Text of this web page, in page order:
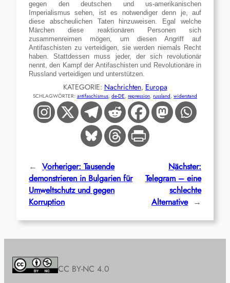
gegen den deutschen und us-amerikanischen
Imperialismus sehen, ist es notwendiger denn je, auf
diese abscheulichen Taten hinzuweisen. Egal welche
Märchen diese reaktionären Personen sich
zusammenreimen mögen, um diesen Angriff auf
Antifaschisten zu verteidigen, sie werden niemals Recht
haben. Stattdessen muss jeder, der sich revolutionär
nennt, den Kampf der Antifaschisten und Revolutionäre in
Russland verteidigen und unterstützen.
KATEGORIE: Nachrichten, Europa
SCHLAGWÖRTER: antifaschismus, de-DE, repression, russland, widerstand
← Vorheriger: Tausende
demonstrieren in Bulgarien für
Umweltschutz und gegen
Korruption
Nächster:
Telegram – eine
schlechte
Alternative →
CC BY-NC 4.0